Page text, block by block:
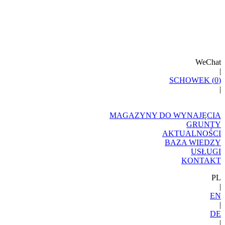
WeChat
|
SCHOWEK (0)
|
MAGAZYNY DO WYNAJĘCIA
GRUNTY
AKTUALNOŚCI
BAZA WIEDZY
USŁUGI
KONTAKT
PL
|
EN
|
DE
|